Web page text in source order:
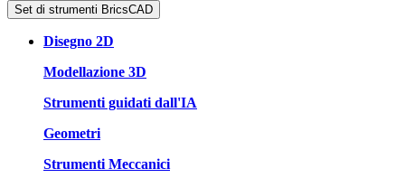
Set di strumenti BricsCAD
Disegno 2D
Modellazione 3D
Strumenti guidati dall'IA
Geometri
Strumenti Meccanici